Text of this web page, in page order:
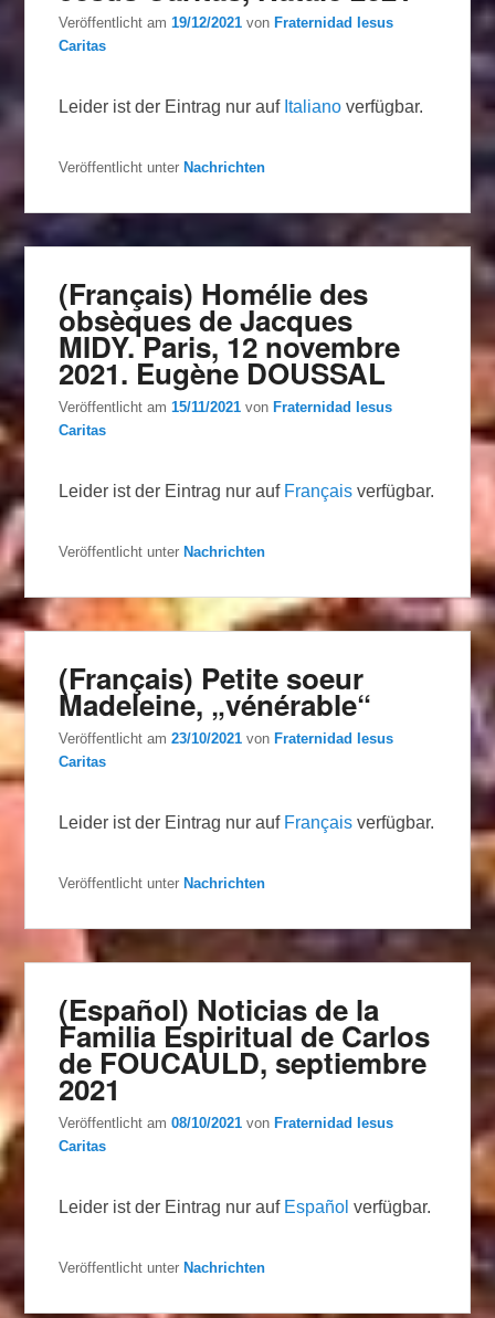
Veröffentlicht am19/12/2021 von Fraternidad Iesus
Caritas
Leider ist der Eintrag nur auf Italiano verfügbar.
Veröffentlicht unter Nachrichten
(Français) Homélie des
obsèques de Jacques
MIDY. Paris, 12 novembre
2021. Eugène DOUSSAL
Veröffentlicht am15/11/2021 von Fraternidad Iesus
Caritas
Leider ist der Eintrag nur auf Français verfügbar.
Veröffentlicht unter Nachrichten
(Français) Petite soeur
Madeleine, „vénérable“
Veröffentlicht am23/10/2021 von Fraternidad Iesus
Caritas
Leider ist der Eintrag nur auf Français verfügbar.
Veröffentlicht unter Nachrichten
(Español) Noticias de la
Familia Espiritual de Carlos
de FOUCAULD, septiembre
2021
Veröffentlicht am08/10/2021 von Fraternidad Iesus
Caritas
Leider ist der Eintrag nur auf Español verfügbar.
Veröffentlicht unter Nachrichten